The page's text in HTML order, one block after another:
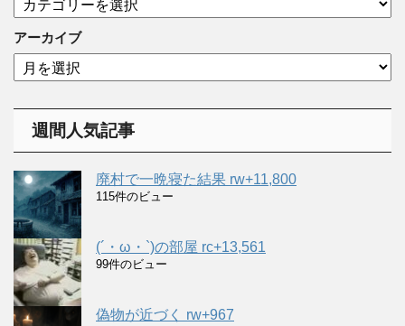
テ
ゴ
リ
ー
アーカイブ
ア
ー
週間人気記事
廃村で一晩寝た結果 rw+11,800
115件のビュー
(´・ω・`)の部屋 rc+13,561
99件のビュー
偽物が近づく rw+967